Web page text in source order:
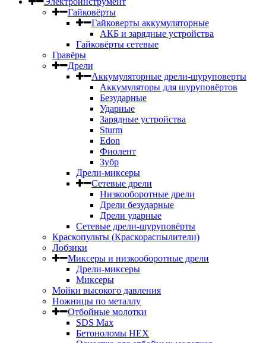
Гайковёрты
Гайковерты аккумуляторные
АКБ и зарядные устройства
Гайковёрты сетевые
Гравёры
Дрели
Аккумуляторные дрели-шуруповерты
Аккумуляторы для шуруповёртов
Безударные
Ударные
Зарядные устройства
Sturm
Edon
Фиолент
Зубр
Дрели-миксеры
Сетевые дрели
Низкооборотные дрели
Дрели безударные
Дрели ударные
Сетевые дрели-шуруповёрты
Краскопульты (Краскораспылители)
Лобзики
Миксеры и низкооборотные дрели
Дрели-миксеры
Миксеры
Мойки высокого давления
Ножницы по металлу
Отбойные молотки
SDS Max
Бетоноломы HEX